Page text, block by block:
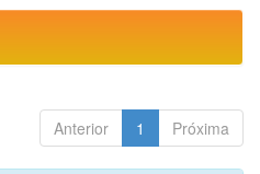
Anterior 1 Próxima